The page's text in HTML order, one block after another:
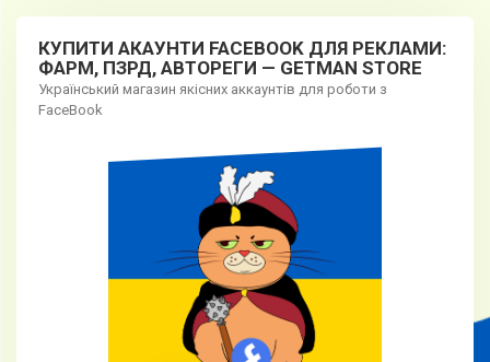
КУПИТИ АКАУНТИ FACEBOOK ДЛЯ РЕКЛАМИ:
ФАРМ, ПЗРД, АВТОРЕГИ — GETMAN STORE
Український магазин якісних аккаунтів для роботи з
FaceBook